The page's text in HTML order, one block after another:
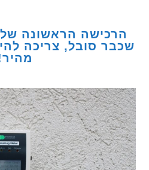
הראשונה של מי
סובל, צריכה להיות
מהיר!